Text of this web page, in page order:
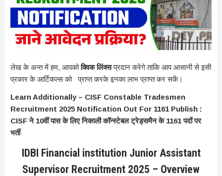
लेख के अन्त में हम, आपकोक्विक लिंक्सप्रदान करेगे ताकि आप आसानी से इसी
प्रकार के आर्टिकल्स को प्राप्त करके इनका लाभ प्राप्त कर सकें।
Learn Additionally – CISF Constable Tradesmen
Recruitment 2025 Notification Out For 1161 Publish :
CISF ने 10वीं पास के लिए निकाली कॉन्स्टेबल ट्रेड्समैन के 1161 पदों पर
भर्ती
IDBI Financial institution Junior Assistant
Supervisor Recruitment 2025 – Overview